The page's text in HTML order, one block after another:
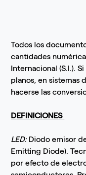
Todos los
cantidades
Internacional (S.I.).
planos, en sistemas
hacerse las
DEFINICIONES
LED: Diodo emisor
Emitting Diode).
por efecto de